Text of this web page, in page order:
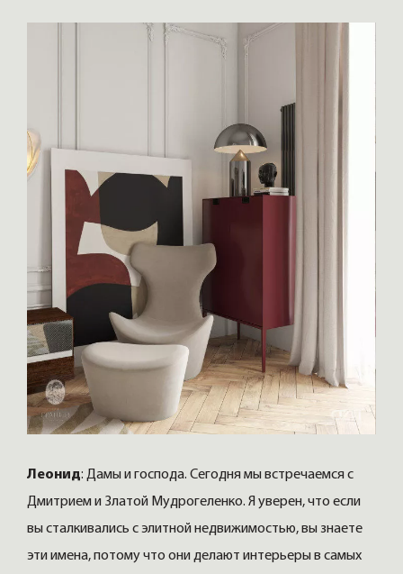
Леонид: Дамы и господа. Сегодня мы встречаемся с
Дмитрием и Златой Мудрогеленко. Я уверен, что если
вы сталкивались с элитной недвижимостью, вы знаете
эти имена, потому что они делают интерьеры в самых